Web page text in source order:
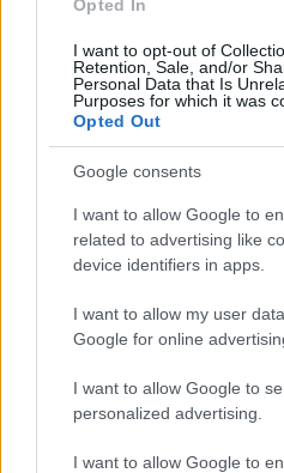
Opted In
I want to opt-out of
Retention, Sale, and/or
Personal Data that Is
Purposes for which it was
Opted Out
Google consents
I want to allow Google to
related to advertising like
device identifiers in apps.
I want to allow my user
Google for online
I want to allow Google to
personalized advertising.
I want to allow Google to
Ebben a programban
forgalomban még nem
érlelődő borokkal.
VACSORÁZÓ
Az egész napos talpon
településen is a
VINCE